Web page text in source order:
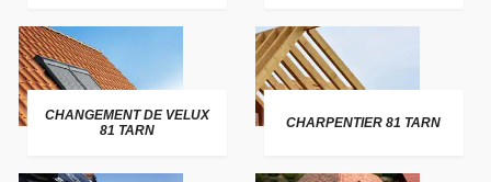
CHANGEMENT DE VELUX
81 TARN
CHARPENTIER 81 TARN